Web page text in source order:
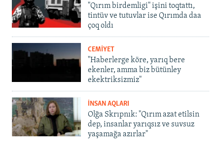
"Qırım birdemligi" işini toqtattı,
tintüv ve tutuvlar ise Qırımda daa
çoq oldı
CEMİYET
"Haberlerge köre, yarıq bere
ekenler, amma biz bütünley
ekektriksizmiz"
İNSAN AQLARI
Olğa Skrıpnık: "Qırım azat etilsin
dep, insanlar yarıqsız ve suvsuz
yaşamağa azırlar"